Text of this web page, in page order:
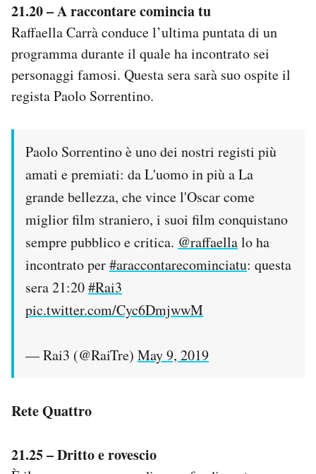
21.20 – A raccontare comincia tu
Raffaella Carrà conduce l’ultima puntata di un
programma durante il quale ha incontrato sei
personaggi famosi. Questa sera sarà suo ospite il
regista Paolo Sorrentino.
Paolo Sorrentino è uno dei nostri registi più
amati e premiati: da L'uomo in più a La
grande bellezza, che vince l'Oscar come
miglior film straniero, i suoi film conquistano
sempre pubblico e critica. @raffaellalo ha
incontrato per#araccontarecominciatu: questa
sera 21:20#Rai3
pic.twitter.com/Cyc6DmjwwM
— Rai3 (@RaiTre) May 9, 2019
Rete Quattro
21.25 – Dritto e rovescio